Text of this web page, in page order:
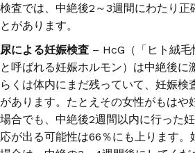
検査では、中絶後2 ～3週間にわたり正
とがあります。
尿による妊娠検査 – HcG （「ヒト絨
と呼ばれる妊娠ホルモン）は中絶後に
らくは体内にまだ残っていて、妊娠検
があります。たとえその女性がもはや
場合でも、中絶後2週間以内に行った
応が出る可能性は66 ％にも上ります。